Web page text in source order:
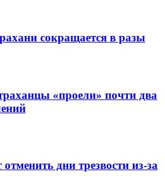
сокращается в разы
«проели» почти два
дни трезвости из-за